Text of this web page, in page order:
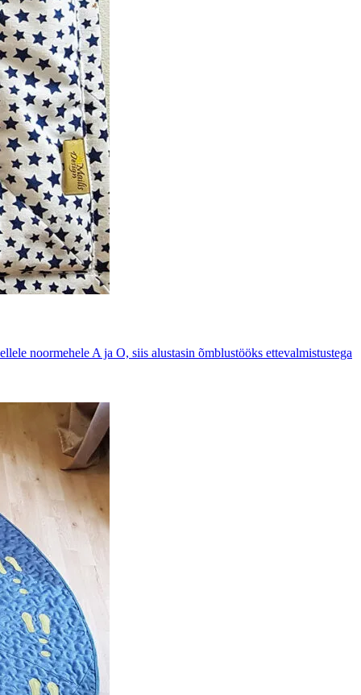
noormehele A ja O, siis alustasin õmblustööks ettevalmistustega